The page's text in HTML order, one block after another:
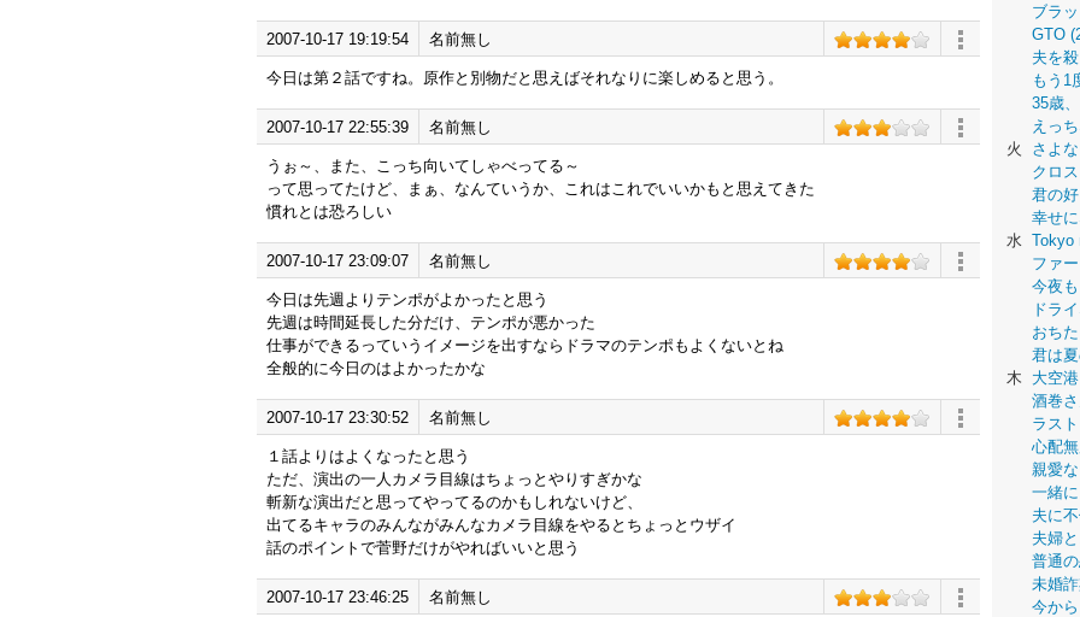
2007-10-17 19:19:54 名前無し
今日は第２話ですね。原作と別物だと思えばそれなりに楽しめると思う。
2007-10-17 22:55:39 名前無し
うぉ～、また、こっち向いてしゃべってる～
って思ってたけど、まぁ、なんていうか、これはこれでいいかもと思えてきた
慣れとは恐ろしい
2007-10-17 23:09:07 名前無し
今日は先週よりテンポがよかったと思う
先週は時間延長した分だけ、テンポが悪かった
仕事ができるっていうイメージを出すならドラマのテンポもよくないとね
全般的に今日のはよかったかな
2007-10-17 23:30:52 名前無し
１話よりはよくなったと思う
ただ、演出の一人カメラ目線はちょっとやりすぎかな
斬新な演出だと思ってやってるのかもしれないけど、
出てるキャラのみんながみんなカメラ目線をやるとちょっとウザイ
話のポイントで菅野だけがやればいいと思う
2007-10-17 23:46:25 名前無し
ブラ
GTO
夫を
もう1
35歳
えっ
火
さよ
クロ
君の
幸せ
水 Tokyo
ファ
今夜
ドラ
おち
君は
木
大空
酒巻
ラス
心配
親愛
一緒
夫に
夫婦
普通
未婚
今か